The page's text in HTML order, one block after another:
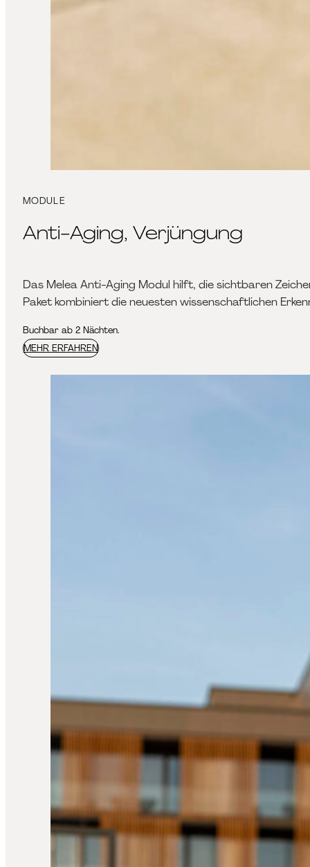
Anti-Aging, Verjüngung
MODULE
Das Melea Anti-Aging Modul hilft, die sichtbaren
Paket kombiniert die neuesten wissenschaftlichen
Buchbar ab 2 Nächten.
MEHR ERFAHREN